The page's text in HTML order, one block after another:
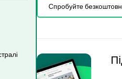
Спробуйте